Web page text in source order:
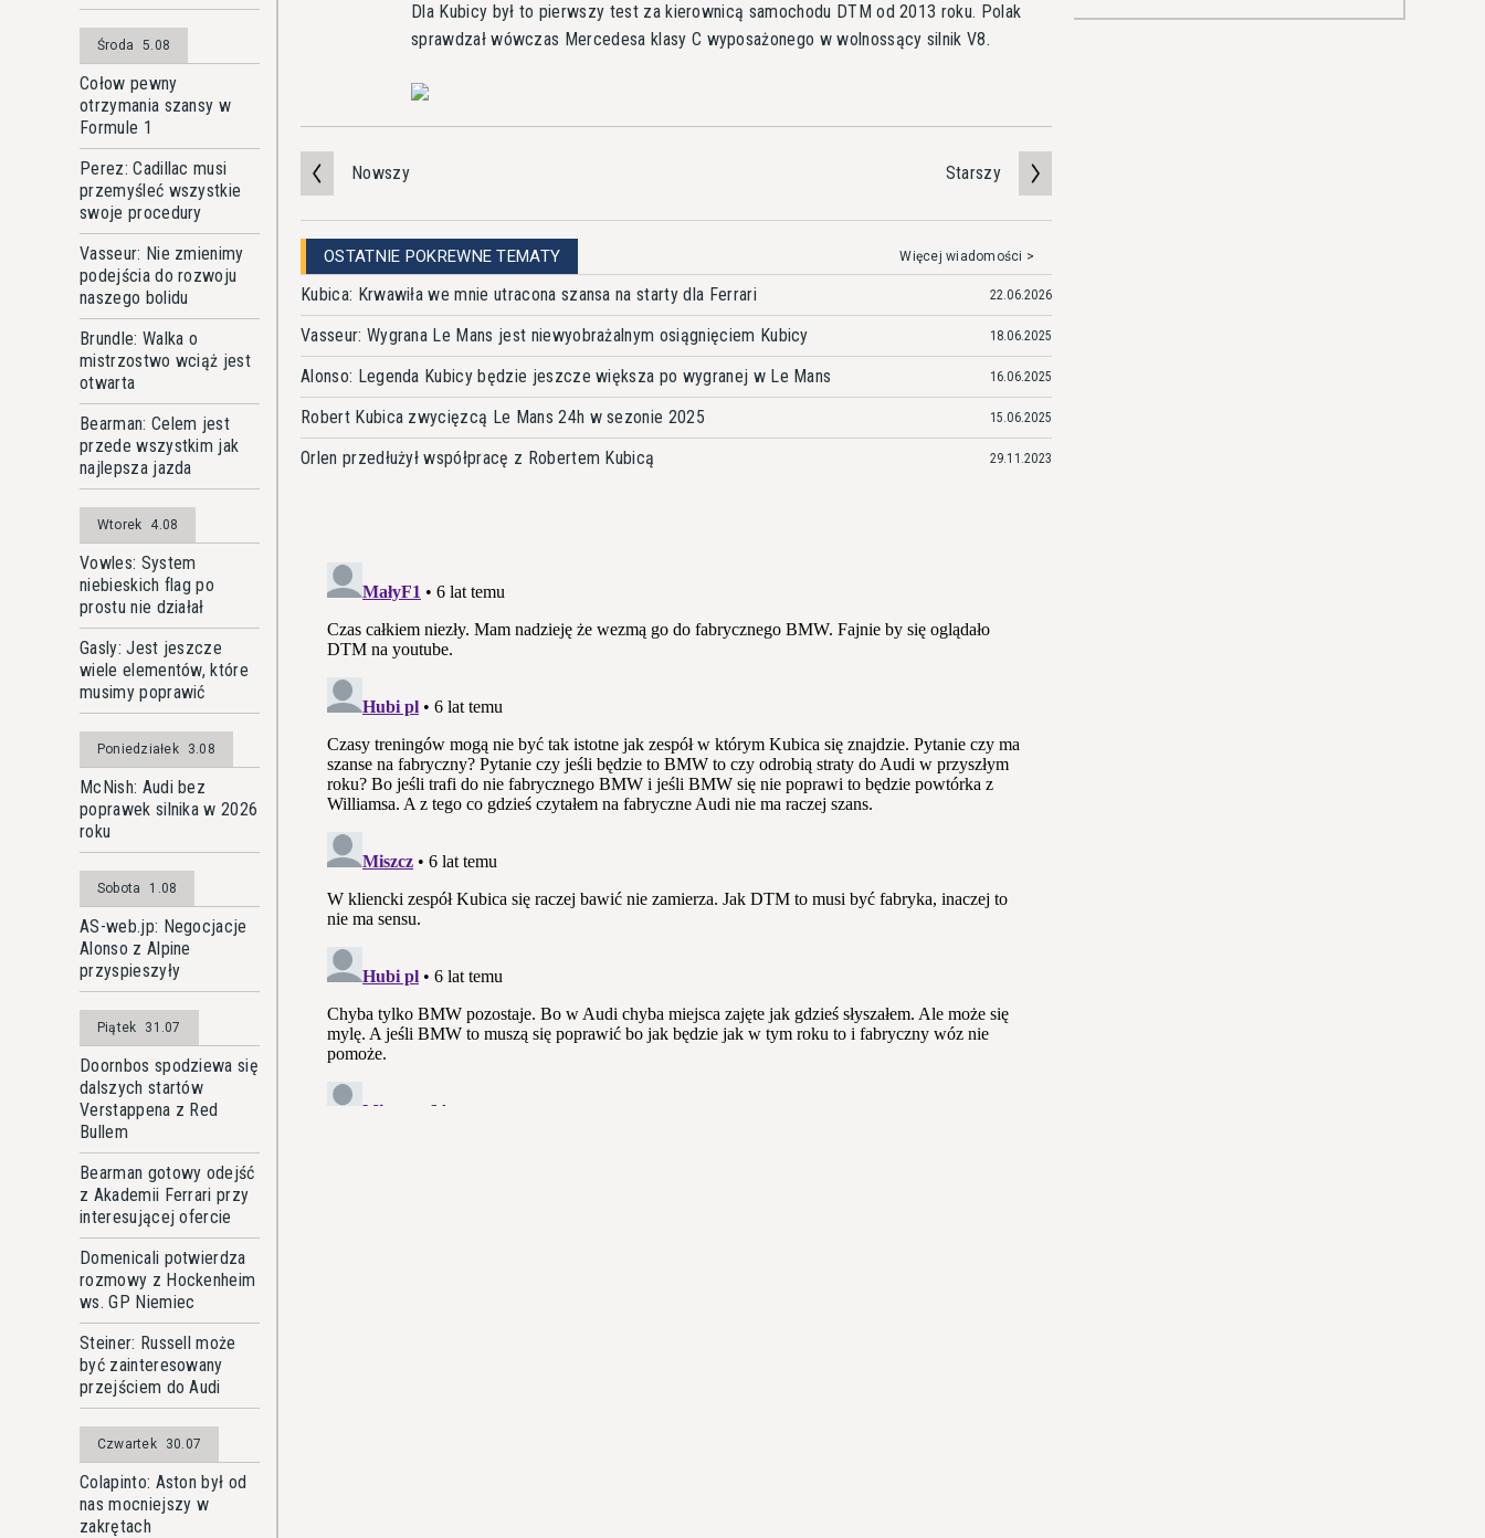
Środa 5.08
Cołow pewny
otrzymania szansy w
Formule 1
Perez: Cadillac musi
przemyśleć wszystkie
swoje procedury
Vasseur: Nie zmienimy
podejścia do rozwoju
naszego bolidu
Brundle: Walka o
mistrzostwo wciąż jest
otwarta
Bearman: Celem jest
przede wszystkim jak
najlepsza jazda
Wtorek 4.08
Vowles: System
niebieskich flag po
prostu nie działał
Gasly: Jest jeszcze
wiele elementów, które
musimy poprawić
Poniedziałek 3.08
McNish: Audi bez
poprawek silnika w 2026
roku
Sobota 1.08
AS-web.jp: Negocjacje
Alonso z Alpine
przyspieszyły
Piątek 31.07
Doornbos spodziewa się
dalszych startów
Verstappena z Red
Bullem
Bearman gotowy odejść
z Akademii Ferrari przy
interesującej ofercie
Domenicali potwierdza
rozmowy z Hockenheim
ws. GP Niemiec
Steiner: Russell może
być zainteresowany
przejściem do Audi
Czwartek 30.07
Colapinto: Aston był od
nas mocniejszy w
zakrętach
Dla Kubicy był to pierwszy test za kierownicą samochodu DTM od 2013 roku. Polak
sprawdzał wówczas Mercedesa klasy C wyposażonego w wolnossący silnik V8.
Nowszy Starszy
OSTATNIE POKREWNE TEMATY Więcej wiadomości >
Kubica: Krwawiła we mnie utracona szansa na starty dla Ferrari 22.06.2026
Vasseur: Wygrana Le Mans jest niewyobrażalnym osiągnięciem Kubicy 18.06.2025
Alonso: Legenda Kubicy będzie jeszcze większa po wygranej w Le Mans 16.06.2025
Robert Kubica zwycięzcą Le Mans 24h w sezonie 2025 15.06.2025
Orlen przedłużył współpracę z Robertem Kubicą 29.11.2023